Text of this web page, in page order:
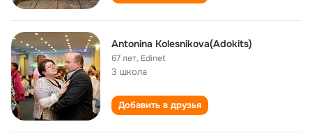
Antonina Kolesnikova(Adokits)
67 лет, Edinet
3 школа
Добавить в друзья